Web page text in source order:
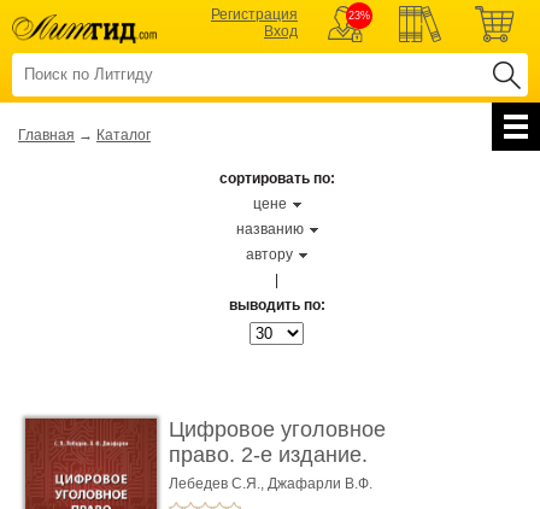
Регистрация
Вход
23%
Главная → Каталог
сортировать по:
цене
названию
автору
выводить по:
Цифровое уголовное
право. 2-е издание.
Монограф ...
Лебедев С.Я., Джафарли В.Ф.